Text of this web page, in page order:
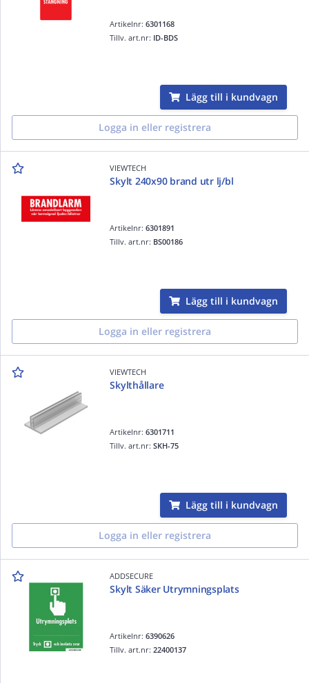
Artikelnr:6301168
Tillv. art.nr: ID-BDS
Lägg till i kundvagn
Logga in eller registrera
VIEWTECH
Skylt 240x90 brand utr lj/bl
Artikelnr:6301891
Tillv. art.nr: BS00186
Lägg till i kundvagn
Logga in eller registrera
VIEWTECH
Skylthållare
Artikelnr:6301711
Tillv. art.nr:SKH-75
Lägg till i kundvagn
Logga in eller registrera
ADDSECURE
Skylt Säker Utrymningsplats
Artikelnr:6390626
Tillv. art.nr:22400137